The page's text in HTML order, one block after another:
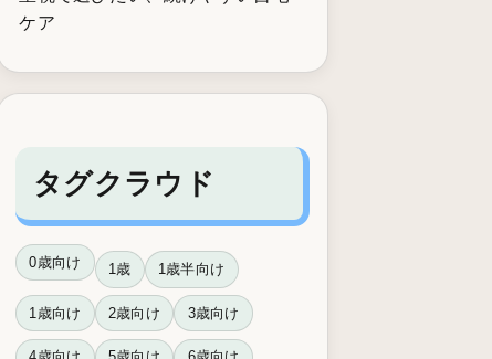
ケア
タグクラウド
0歳向け 1歳 1歳半向け
1歳向け 2歳向け 3歳向け